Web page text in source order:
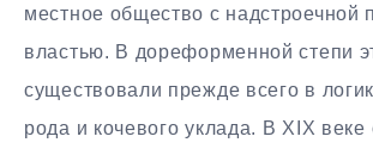
местное общество с надстроечной
властью. В дореформенной степи
существовали прежде всего в
рода и кочевого уклада. В XIX веке